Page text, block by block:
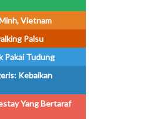
Vietnam
Palsu
Pakai Tudung
Kebaikan
Yang Bertaraf